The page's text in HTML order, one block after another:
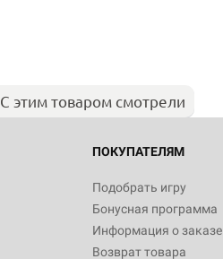
С этим товаром смотрели
ПОКУПАТЕЛЯМ
Подобрать игру
Бонусная программа
Информация о заказе
Возврат товара